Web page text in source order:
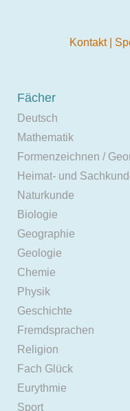
Kontakt
Fächer
Deutsch
Mathematik
Formenzeichnen /
Heimat- und
Naturkunde
Biologie
Geographie
Geologie
Chemie
Physik
Geschichte
Fremdsprachen
Religion
Fach Glück
Eurythmie
Sport